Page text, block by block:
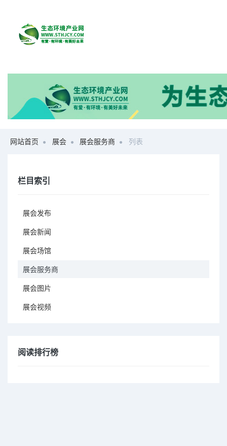
网站首页 展会 展会服务商 列表
栏目索引
展会发布
展会新闻
展会场馆
展会服务商
展会图片
展会视频
阅读排行榜